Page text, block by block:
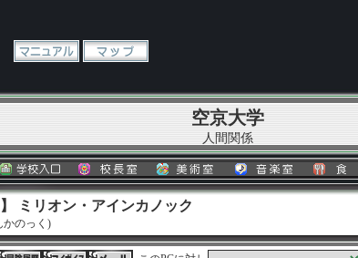
空京大学
人間関係
】 ミリオン・アインカノック
かのっく)